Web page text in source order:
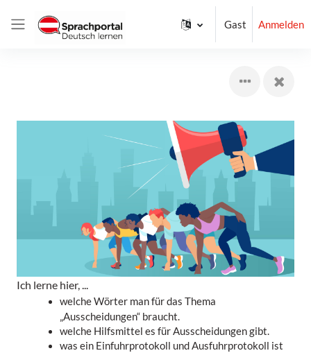
Website-Übersicht
Gast Anmelden
ich
Ich lerne hier, ...
welche Wörter man für das Thema
„Ausscheidungen“ braucht.
welche Hilfsmittel es für Ausscheidungen gibt.
was ein Einfuhrprotokoll und Ausfuhrprotokoll ist